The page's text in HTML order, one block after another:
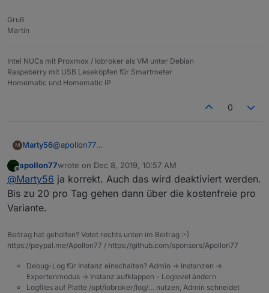
Gruß
Martin
Intel NUCs mit Proxmox / Iobroker als VM unter Debian
Raspeberry mit USB Leseköpfen für Smartmeter
Homematic und Homematic IP
0
M Marty56@apollon77
ausschließlich die "Services und ifttt" Features. Muss
ich etwas ändern?
Sorry: Kann mir selber die Antwort geben. "Services
und ifttt" Features benötigen den IoT Adapter und
damit einen pro Account
Offline
apollon77wrote on Dec 8, 2019, 10:57 AM
last edited by
@Marty56 ja korrekt. Auch das wird deaktiviert werden.
Bis zu 20 pro Tag gehen dann über die kostenfreie pro
Variante.
Beitrag hat geholfen? Votet rechts unten im Beitrag :-)
https://paypal.me/Apollon77 / https://github.com/sponsors/Apollon77
Debug-Log für Instanz einschalten? Admin -> Instanzen ->
Expertenmodus -> Instanz aufklappen - Loglevel ändern
Logfiles auf Platte /opt/iobroker/log/… nutzen, Admin schneidet